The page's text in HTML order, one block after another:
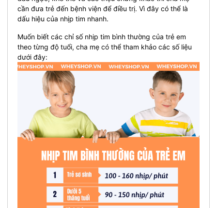
cần đưa trẻ đến bệnh viện để điều trị. Vì đây có thể là
dấu hiệu của nhịp tim nhanh.
Muốn biết các chỉ số nhịp tim bình thường của trẻ em
theo từng độ tuổi, cha mẹ có thể tham khảo các số liệu
dưới đây: